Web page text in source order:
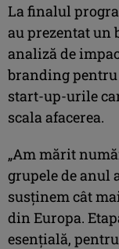
La finalul
au prezentat un
analiză de
branding
start-up-urile
scala afacerea.
„Am mărit
grupele de anul
susţinem cât
din Europa.
esenţială,